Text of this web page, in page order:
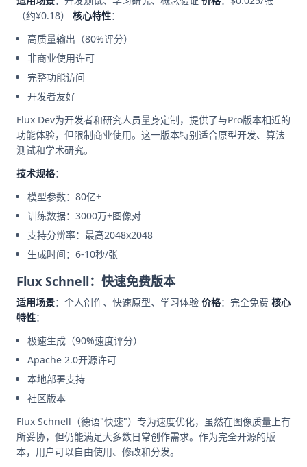
（约¥0.18） 核心特性：
高质量输出（80%评分）
非商业使用许可
完整功能访问
开发者友好
Flux Dev为开发者和研究人员量身定制，提供了与Pro版本相近的
功能体验，但限制商业使用。这一版本特别适合原型开发、算法
测试和学术研究。
技术规格：
模型参数：80亿+
训练数据：3000万+图像对
支持分辨率：最高2048x2048
生成时间：6-10秒/张
Flux Schnell：快速免费版本
适用场景：个人创作、快速原型、学习体验 价格：完全免费 核心
特性：
极速生成（90%速度评分）
Apache 2.0开源许可
本地部署支持
社区版本
Flux Schnell（德语"快速"）专为速度优化，虽然在图像质量上有
所妥协，但仍能满足大多数日常创作需求。作为完全开源的版
本，用户可以自由使用、修改和分发。